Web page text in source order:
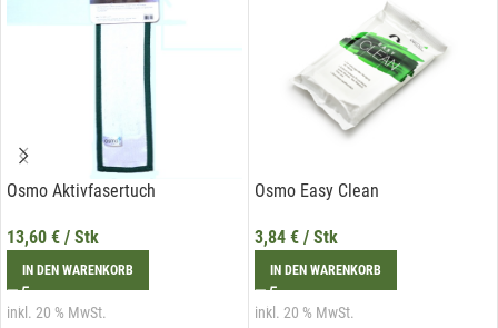
Osmo Aktivfasertuch
13,60 € / Stk
IN DEN WARENKORB
inkl. 20 % MwSt.
Osmo Easy Clean
3,84 € / Stk
IN DEN WARENKORB
inkl. 20 % MwSt.